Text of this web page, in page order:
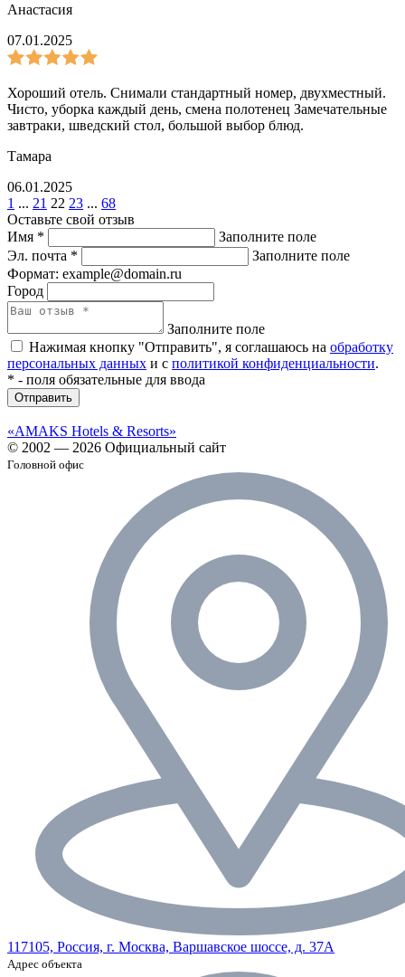
Анастасия
07.01.2025
Хороший отель. Снимали стандартный номер, двухместный.
Чисто, уборка каждый день, смена полотенец Замечательные
завтраки, шведский стол, большой выбор блюд.
Тамара
06.01.2025
1 ... 21 22 23 ... 68
Оставьте свой отзыв
Имя *
Заполните поле
Эл. почта *
Заполните поле
Формат: example@domain.ru
Город
Заполните поле
Нажимая кнопку "Отправить", я соглашаюсь на обработку
персональных данных и с политикой конфиденциальности.
* - поля обязательные для ввода
Отправить
«AMAKS Hotels & Resorts»
© 2002 — 2026 Официальный сайт
Головной офис
117105, Россия, г. Москва, Варшавское шоссе, д. 37А
Адрес объекта